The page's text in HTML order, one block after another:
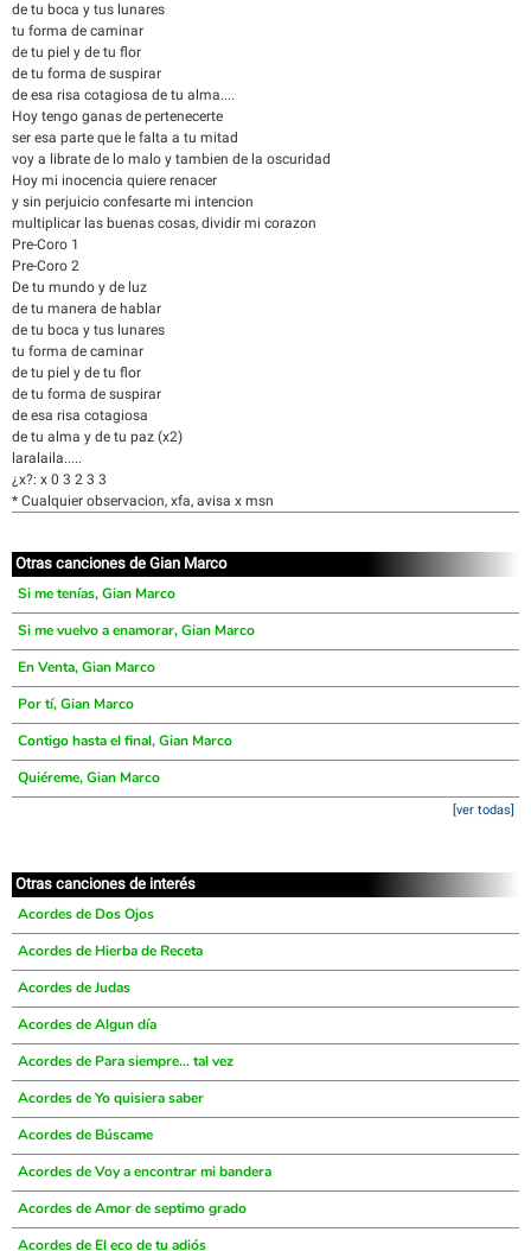
de tu boca y tus lunares
tu forma de caminar
de tu piel y de tu flor
de tu forma de suspirar
de esa risa cotagiosa de tu alma....
Hoy tengo ganas de pertenecerte
ser esa parte que le falta a tu mitad
voy a librate de lo malo y tambien de la oscuridad
Hoy mi inocencia quiere renacer
y sin perjuicio confesarte mi intencion
multiplicar las buenas cosas, dividir mi corazon
Pre-Coro 1
Pre-Coro 2
De tu mundo y de luz
de tu manera de hablar
de tu boca y tus lunares
tu forma de caminar
de tu piel y de tu flor
de tu forma de suspirar
de esa risa cotagiosa
de tu alma y de tu paz (x2)
laralaila.....
¿x?: x 0 3 2 3 3
* Cualquier observacion, xfa, avisa x msn
Otras canciones de Gian Marco
Si me tenías, Gian Marco
Si me vuelvo a enamorar, Gian Marco
En Venta, Gian Marco
Por tí, Gian Marco
Contigo hasta el final, Gian Marco
Quiéreme, Gian Marco
[ver todas]
Otras canciones de interés
Acordes de Dos Ojos
Acordes de Hierba de Receta
Acordes de Judas
Acordes de Algun día
Acordes de Para siempre... tal vez
Acordes de Yo quisiera saber
Acordes de Búscame
Acordes de Voy a encontrar mi bandera
Acordes de Amor de septimo grado
Acordes de El eco de tu adiós